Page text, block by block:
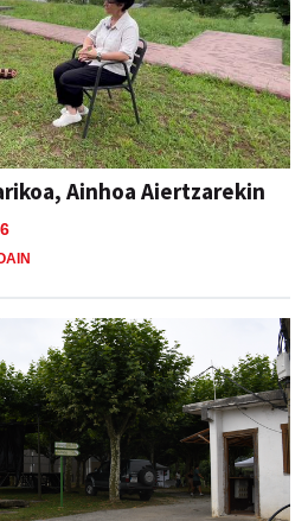
Ainhoa Aiertzarekin